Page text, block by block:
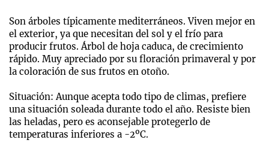
Son árboles típicamente mediterráneos. Viven mejor en
el exterior, ya que necesitan del sol y el frío para
producir frutos. Árbol de hoja caduca, de crecimiento
rápido. Muy apreciado por su floración primaveral y por
la coloración de sus frutos en otoño.
Situación: Aunque acepta todo tipo de climas, prefiere
una situación soleada durante todo el año. Resiste bien
las heladas, pero es aconsejable protegerlo de
temperaturas inferiores a -2ºC.